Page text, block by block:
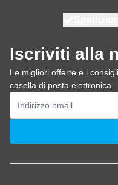
Iscriviti alla
Le migliori offerte e i
casella di posta elettronica.
Indirizzo email